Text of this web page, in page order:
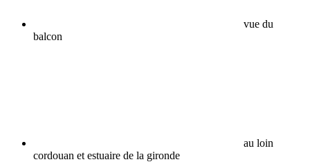
vue du
balcon
au loin
cordouan et estuaire de la gironde